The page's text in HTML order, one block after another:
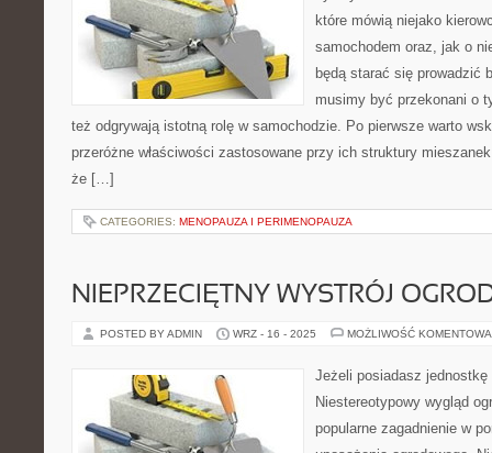
które mówią niejako
samochodem oraz, jak o
będą starać się prowadzić
musimy być przekonani o
też odgrywają istotną rolę w samochodzie. Po pierwsze warto
przeróżne właściwości zastosowane przy ich struktury
że […]
CATEGORIES: MENOPAUZA I PERIMENOPAUZA
NIEPRZECIĘTNY WYSTRÓJ
POSTED BY ADMIN WRZ - 16 - 2025 MOŻLIWOŚĆ
Jeżeli posiadasz jednostkę
Niestereotypowy wygląd
popularne zagadnienie w